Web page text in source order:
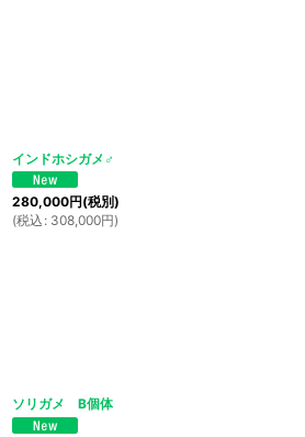
インドホシガメ♂
280,000円(税別)
(税込 : 308,000円)
ソリガメ B個体